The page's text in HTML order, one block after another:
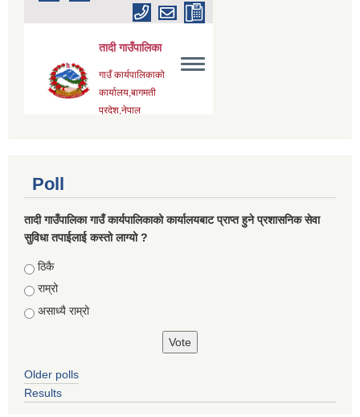
Poll
तादी गाउँपालिका गाउँ कार्यपालिकाको कार्यालयबाट प्राप्त हुने प्रशासनिक सेवा
सुविधा तपाईलाई कस्तो लाग्यो ?
Choices
ठिकै
राम्रो
असाध्यै राम्रो
Older polls
Results